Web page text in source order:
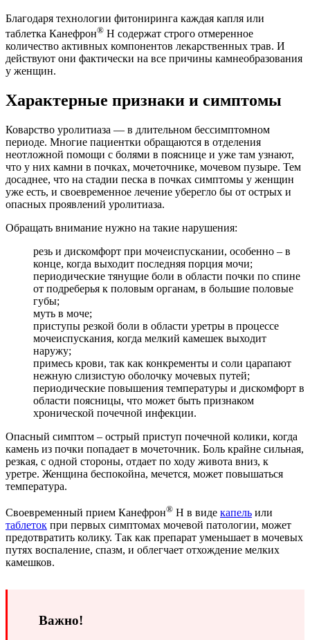
Благодаря технологии фитониринга каждая капля или
таблетка Канефрон® Н содержат строго отмеренное
количество активных компонентов лекарственных трав. И
действуют они фактически на все причины камнеобразования
у женщин.
Характерные признаки и симптомы
Коварство уролитиаза — в длительном бессимптомном
периоде. Многие пациентки обращаются в отделения
неотложной помощи с болями в пояснице и уже там узнают,
что у них камни в почках, мочеточнике, мочевом пузыре. Тем
досаднее, что на стадии песка в почках симптомы у женщин
уже есть, и своевременное лечение уберегло бы от острых и
опасных проявлений уролитиаза.
Обращать внимание нужно на такие нарушения:
резь и дискомфорт при мочеиспускании, особенно – в
конце, когда выходит последняя порция мочи;
периодические тянущие боли в области почки по спине
от подреберья к половым органам, в большие половые
губы;
муть в моче;
приступы резкой боли в области уретры в процессе
мочеиспускания, когда мелкий камешек выходит
наружу;
примесь крови, так как конкременты и соли царапают
нежную слизистую оболочку мочевых путей;
периодические повышения температуры и дискомфорт в
области поясницы, что может быть признаком
хронической почечной инфекции.
Опасный симптом – острый приступ почечной колики, когда
камень из почки попадает в мочеточник. Боль крайне сильная,
резкая, с одной стороны, отдает по ходу живота вниз, к
уретре. Женщина беспокойна, мечется, может повышаться
температура.
Своевременный прием Канефрон® Н в виде капель или
таблеток при первых симптомах мочевой патологии, может
предотвратить колику. Так как препарат уменьшает в мочевых
путях воспаление, спазм, и облегчает отхождение мелких
камешков.
Важно!